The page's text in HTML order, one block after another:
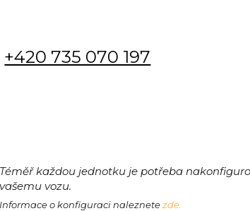
+420 735 070 197
Téměř každou jednotku je potřeba
vašemu vozu.
Informace o konfiguraci naleznetezde.